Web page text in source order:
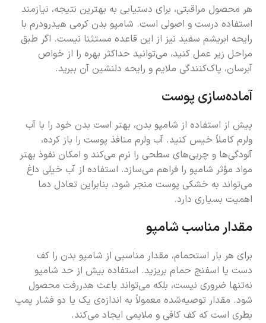
هر محصول مراقبتی، برای دستیابی به بهترین نتیجه، نیازمند
استفاده درست و اصولی است. شامپو بدن کرمی هیدرودرم با
رایحه ابریشم سفید نیز از این قاعده مستثنا نیست. اگر طبق
مراحل زیر عمل کنید، می‌توانید حداکثر بهره را از خواص
آبرسان، پاک‌کنندگی ملایم و رایحه دلنشین آن ببرید.
آماده‌سازی پوست
پیش از استفاده از شامپو بدن، بهتر است بدن خود را با آب
ولرم کاملاً خیس کنید. آب ولرم منافذ پوست را باز کرده،
آلودگی‌ها و چربی‌های سطحی را نرم می‌کند و امکان نفوذ بهتر
مواد مؤثر شامپو را فراهم می‌سازد. استفاده از آب خیلی داغ
می‌تواند به خشکی پوست منجر شود، بنابراین تعادل دما
اهمیت بسیاری دارد.
مقدار مناسب شامپو
برای هر بار استحمام، مقدار مناسبی از شامپو بدن را کف
دست یا اسفنج حمام بریزید. استفاده بیش از حد شامپو
نه‌تنها ضروری نیست، بلکه می‌تواند باعث هدررفت محصول
شود. مقدار توصیه‌شده معمولاً به اندازه‌ی یک یا دو فشار پمپ
بطری است که کف کافی و ملایمی ایجاد می‌کند.